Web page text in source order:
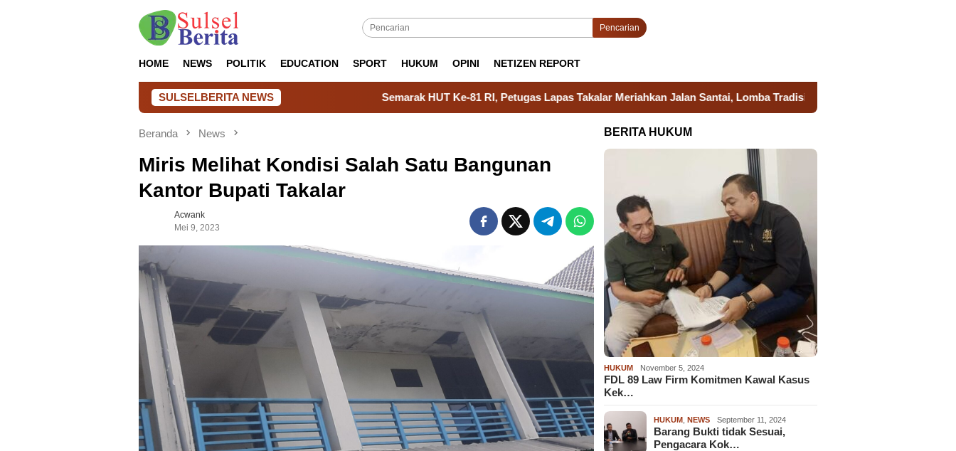
Pencarian
HOME NEWS POLITIK EDUCATION SPORT HUKUM OPINI NETIZEN REPORT
SULSELBERITA NEWS Semarak HUT Ke-81 RI, Petugas Lapas Takalar Meriahkan Jalan Santai, Lomba Tradisional dan Aksi Sosial Kanwil Ditjenpas Sulsel
Beranda News
Miris Melihat Kondisi Salah Satu Bangunan
Kantor Bupati Takalar
Acwank
Mei 9, 2023
BERITA HUKUM
HUKUM November 5, 2024
FDL 89 Law Firm Komitmen Kawal Kasus
Kek…
HUKUM ,NEWS September 11, 2024
Barang Bukti tidak Sesuai,
Pengacara Kok…